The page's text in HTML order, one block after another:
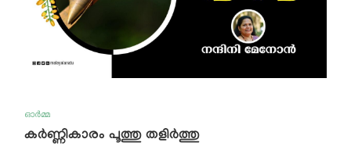
ഓർമ്മ
കർണ്ണികാരം പൂത്തു തളിർത്തു